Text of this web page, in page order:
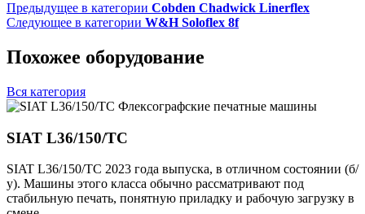
Предыдущее в категории Cobden Chadwick Linerflex
Следующее в категории W&H Soloflex 8f
Похожее оборудование
Вся категория
Флексографские печатные машины
SIAT L36/150/TC
SIAT L36/150/TC 2023 года выпуска, в отличном состоянии (б/
у). Машины этого класса обычно рассматривают под
стабильную печать, понятную приладку и рабочую загрузку в